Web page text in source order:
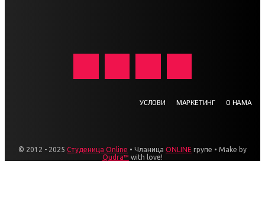
УСЛОВИ МАРКЕТИНГ О НАМА
© 2012 - 2025 Студеница Online • Чланица ONLINE групе • Make by
Qudra™ with love!